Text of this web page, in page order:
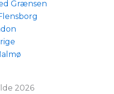
Grænsen
2026